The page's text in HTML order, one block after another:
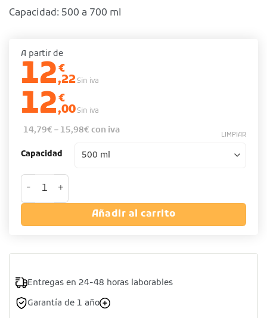
Capacidad: 500 a 700 ml
A partir de
12€
,22Sin iva
12€
,00Sin iva
14,79€ – 15,98€ con iva
Capacidad
LIMPIAR
Coctelera oro de acero inoxidable 18/10 cantidad
Añadir al carrito
Entregas en 24-48 horas laborables
Garantía de 1 año